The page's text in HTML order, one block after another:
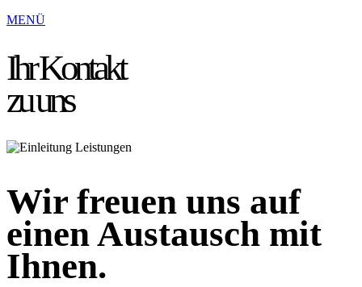
MENÜOpen
Close
Ihr Kontakt
zu uns
Wir freuen uns auf
einen Austausch mit
Ihnen.